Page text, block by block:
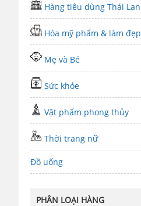
Hàng tiêu dùng Thái Lan
Hóa mỹ phẩm & làm đẹp
Mẹ và Bé
Sức khỏe
Vật phẩm phong thủy
Thời trang nữ
Đồ uống
PHÂN LOẠI HÀNG